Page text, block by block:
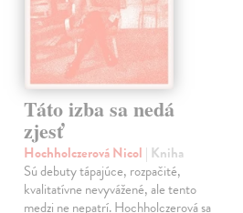
Táto izba sa nedá
zjesť
Hochholczerová Nicol | Kniha
Sú debuty tápajúce, rozpačité,
kvalitatívne nevyvážené, ale tento
medzi ne nepatrí. Hochholczerová sa